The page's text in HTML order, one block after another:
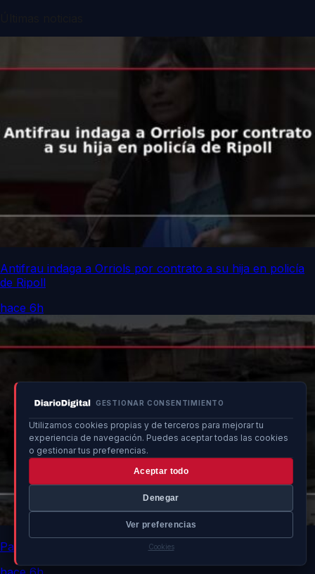
GESTIONAR CONSENTIMIENTO
Utilizamos cookies propias y de terceros para mejorar tu
experiencia de navegación. Puedes aceptar todas las cookies
o gestionar tus preferencias.
Aceptar todo
Denegar
Ver preferencias
Cookies
Antifrau indaga a Orriols por contrato a su hija en policía
de Ripoll
hace 6h
Patera con 11 personas arriba a las costas de Ibiza